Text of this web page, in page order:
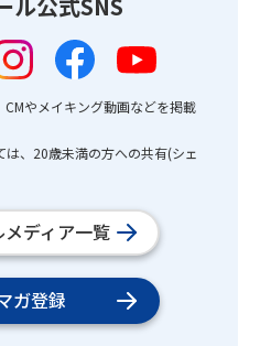
やメイキング動画などを掲載
、20歳未満の方への共有(シェ
ディア一覧
ガ登録